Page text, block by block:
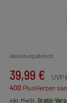
Abbildung ähnlich
39,99 € UVP
400 PlusHerzen
inkl. MwSt. Gratis-